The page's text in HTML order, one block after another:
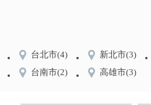
台北市(4) 新北市(3)
台南市(2) 高雄市(3)